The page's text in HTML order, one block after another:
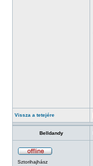
Vissza a tetejére
Belldandy
Sztorihajhász